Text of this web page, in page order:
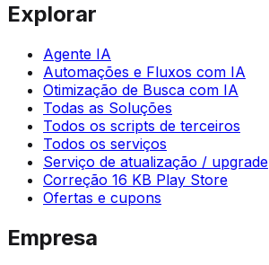
Explorar
Agente IA
Automações e Fluxos com IA
Otimização de Busca com IA
Todas as Soluções
Todos os scripts de terceiros
Todos os serviços
Serviço de atualização / upgrade
Correção 16 KB Play Store
Ofertas e cupons
Empresa